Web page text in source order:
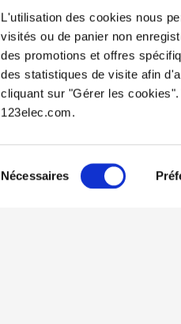
L'utilisation des cookies nous
visités ou de panier non
des promotions et offres
des statistiques de visite afin
cliquant sur "Gérer les
123elec.com.
du
Nécessaires